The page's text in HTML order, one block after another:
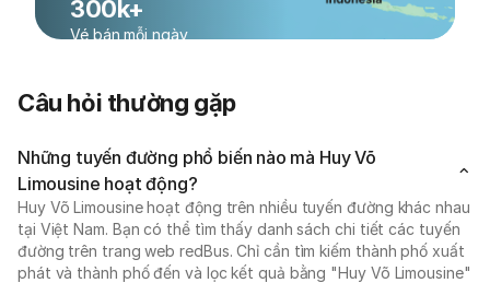
300k+
Vé bán mỗi ngày
Câu hỏi thường gặp
Những tuyến đường phổ biến nào mà Huy Võ
Limousine hoạt động?
Huy Võ Limousine hoạt động trên nhiều tuyến đường khác nhau
tại Việt Nam. Bạn có thể tìm thấy danh sách chi tiết các tuyến
đường trên trang web redBus. Chỉ cần tìm kiếm thành phố xuất
phát và thành phố đến và lọc kết quả bằng "Huy Võ Limousine"